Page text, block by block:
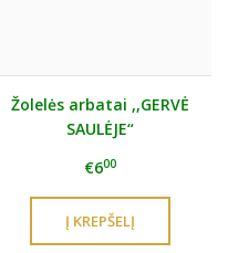
Žolelės arbatai ,,GERVĖ
SAULĖJE“
€600